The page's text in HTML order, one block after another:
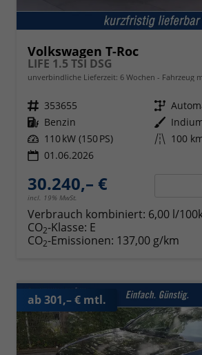
Volkswagen T-Roc
LIFE 1.5 TSI DSG
unverbindliche Lieferzeit: 6 Wochen Fahrzeug
Fahrzeugnr. 353655 Getriebe
Kraftstoff Benzin Außenfarbe
Leistung 110 kW (150 PS) Kilometerstand 100
01.06.2026
30.240,– €
incl. 19% MwSt.
Verbrauch kombiniert: 6,00 l/
CO2-Klasse: E
CO2-Emissionen: 137,00 g/km
ab 301,– € mtl.